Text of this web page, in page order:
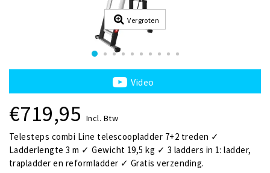
Vergroten
Video
€719,95 Incl. Btw
Telesteps combi Line telescoopladder 7+2 treden ✓
Ladderlengte 3 m ✓ Gewicht 19,5 kg ✓ 3 ladders in 1: ladder,
trapladder en reformladder ✓ Gratis verzending.